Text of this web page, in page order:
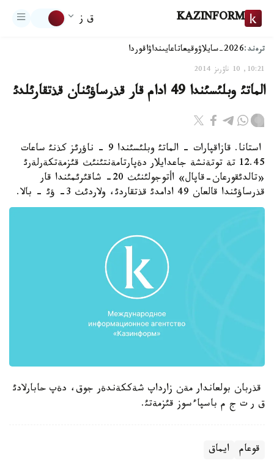
KAZINFORM ق ز
ترەند:2026-سايلاۋ وقيعاتاعايىنداۋاقوردا
10:21, 10 ناۋرىز 2014
الماتئ وبلئسئندا 49 ادام قار قذرساؤئنان قذتقارئلدئ
استانا. قازاقپارات - الماتئ وبلئسئندا 9 - ناؤرئز كذنئ ساعات
12.45 تة توتةنشة جاعدايلار دةپارتامةنتئنئث قئزمةتكةرلةرئ
«تالدئقورعان-قاپال» اأتوجولئنئث 20- شاقئرئمئندا قار
قذرساؤئندا قالعان 49 ادامدئ قذتقاردئ، ولاردئث 3- ؤئ - بالا.
قذربان بولعاندار مةن زارداپ شةككةندةر جوق، دةپ حابارلادئ
ق ر ت ج م باسپاءسوز قئزمةتئ.
قوعام ايماق